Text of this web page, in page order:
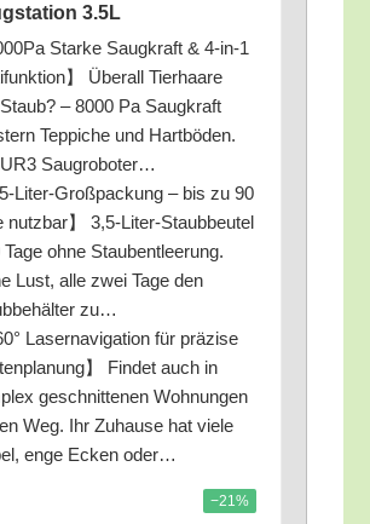
3.5L
Star­ke Saug­kraft & 4‑in‑1
】 Über­all Tier­haa­re
– 8000 Pa Saug­kraft
Tep­pi­che und Hart­bö­den.
Saugroboter…
Großpackung – bis zu 90
nutz­bar】 3,5‑Liter-Staubbeutel
Tage ohne Stau­bent­lee­rung.
Lust, alle zwei Tage den
zu…
Laser­na­vi­ga­ti­on für prä­zi­se
】 Fin­det auch in
geschnit­te­nen Woh­nun­gen
Weg. Ihr Zuhau­se hat vie­le
enge Ecken oder…
−21%